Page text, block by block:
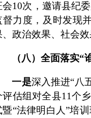
会10次，邀请县纪
督力度，及时发现
、政治效果、社会效
（八）全面落实“
一是深入推进“八
评估组对全县11个
暨“法律明白人”培